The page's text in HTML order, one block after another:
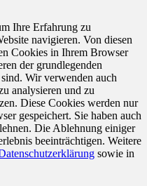
Ihre Erfahrung zu
navigieren. Von diesen
Cookies in Ihrem Browser
der grundlegenden
Wir verwenden auch
analysieren und zu
Diese Cookies werden nur
gespeichert. Sie haben auch
Die Ablehnung einiger
beeinträchtigen. Weitere
sowie in